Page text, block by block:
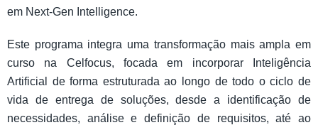
em Next-Gen Intelligence.
Este programa integra uma transformação mais ampla em
curso na Celfocus, focada em incorporar Inteligência
Artificial de forma estruturada ao longo de todo o ciclo de
vida de entrega de soluções, desde a identificação de
necessidades, análise e definição de requisitos, até ao